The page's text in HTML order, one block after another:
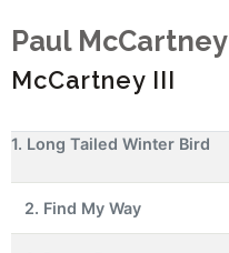
Paul McCartney
McCartney III
1. Long Tailed Winter Bird
2. Find My Way